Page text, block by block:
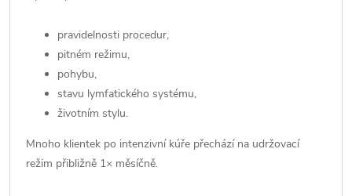
pravidelnosti procedur,
pitném režimu,
pohybu,
stavu lymfatického systému,
životním stylu.
Mnoho klientek po intenzivní kúře přechází na udržovací
režim přibližně 1× měsíčně.